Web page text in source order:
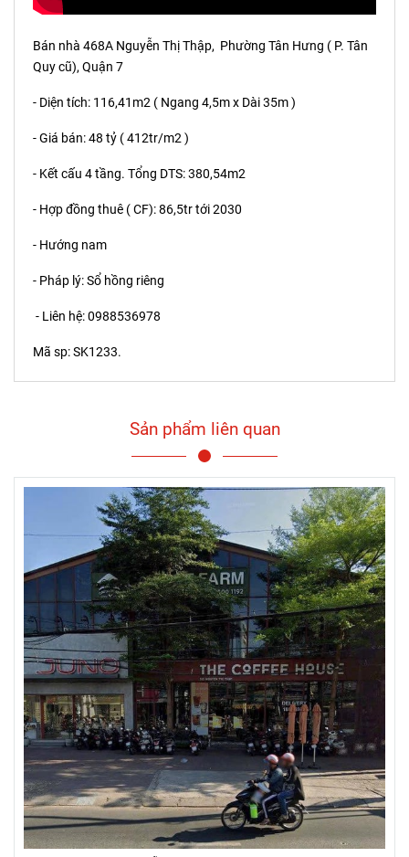
Bán nhà 468A Nguyễn Thị Thập, Phường Tân Hưng ( P. Tân
Quy cũ), Quận 7
- Diện tích: 116,41m2 ( Ngang 4,5m x Dài 35m )
- Giá bán: 48 tỷ ( 412tr/m2 )
- Kết cấu 4 tầng. Tổng DTS: 380,54m2
- Hợp đồng thuê ( CF): 86,5tr tới 2030
- Hướng nam
- Pháp lý: Sổ hồng riêng
- Liên hệ: 0988536978
Mã sp: SK1233.
Sản phẩm liên quan